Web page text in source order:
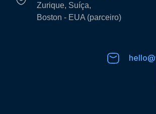
Zurique, Suíça,
Boston - EUA (parceiro)